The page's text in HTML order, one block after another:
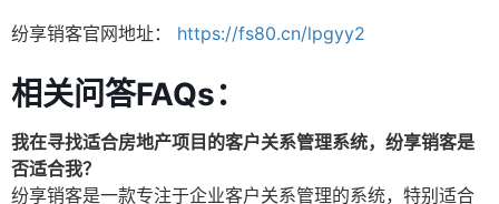
纷享销客官网地址： https://fs80.cn/lpgyy2
相关问答FAQs：
我在寻找适合房地产项目的客户关系管理系统，纷享销客是
否适合我？
纷享销客是一款专注于企业客户关系管理的系统，特别适合